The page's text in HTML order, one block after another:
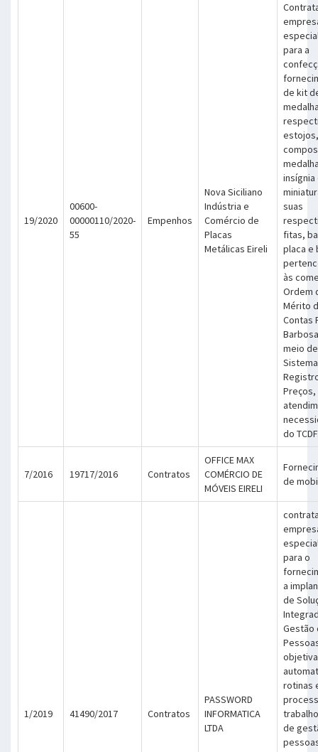
19/2020
00600-
00000110/2020-
55
Empenhos
Nova Siciliano
Indústria e
Comércio de
Placas
Metálicas Eireli
para a
de kit
estojos,
insígnia
suas
fitas,
placa e
às
Ordem
Mérito
Contas
meio de
Preços,
do
7/2016 19717/2016 Contratos
OFFICE MAX
COMÉRCIO DE
MÓVEIS EIRELI
de
1/2019 41490/2017 Contratos
PASSWORD
INFORMATICA
LTDA
para o
a
de
Gestão
rotinas
de